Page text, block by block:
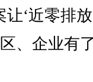
‘近零排
、企业有